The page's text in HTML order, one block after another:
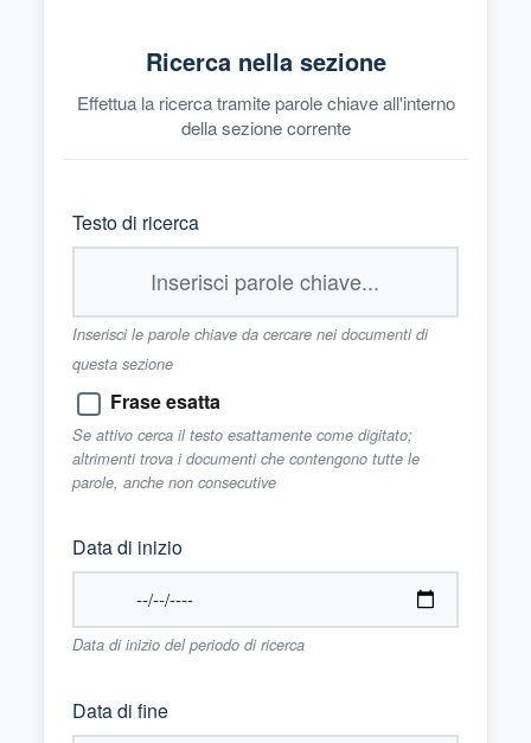
Ricerca nella sezione
Effettua la ricerca tramite parole chiave all'interno
della sezione corrente
Testo di ricerca
Inserisci le parole chiave da cercare nei documenti di
questa sezione
Frase esatta
Se attivo cerca il testo esattamente come digitato;
altrimenti trova i documenti che contengono tutte le
parole, anche non consecutive
Data di inizio
Data di inizio del periodo di ricerca
Data di fine